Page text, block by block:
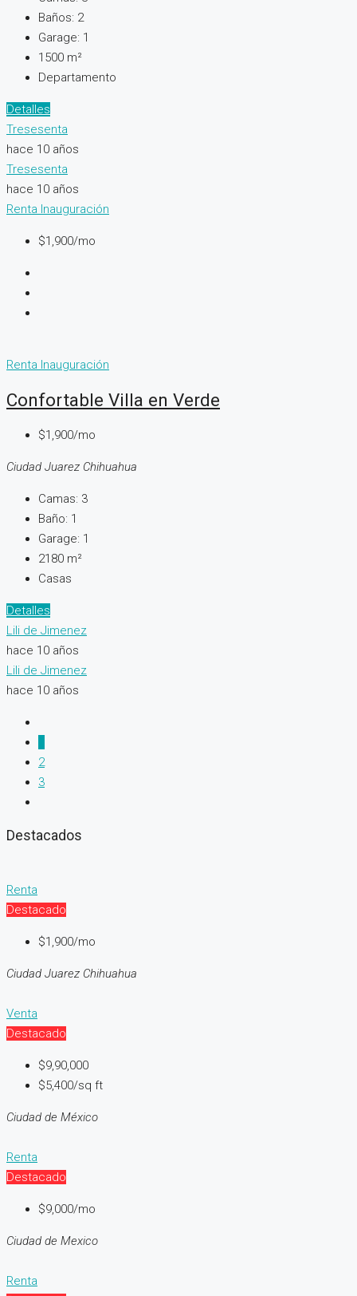
Baños: 2
Garage: 1
1500 m²
Departamento
Detalles
Tresesenta
hace 10 años
Tresesenta
hace 10 años
Renta Inauguración
$1,900/mo
Renta Inauguración
Confortable Villa en Verde
$1,900/mo
Ciudad Juarez Chihuahua
Camas: 3
Baño: 1
Garage: 1
2180 m²
Casas
Detalles
Lili de Jimenez
hace 10 años
Lili de Jimenez
hace 10 años
2
3
Destacados
Renta
Destacado
$1,900/mo
Ciudad Juarez Chihuahua
Venta
Destacado
$9,90,000
$5,400/sq ft
Ciudad de México
Renta
Destacado
$9,000/mo
Ciudad de Mexico
Renta